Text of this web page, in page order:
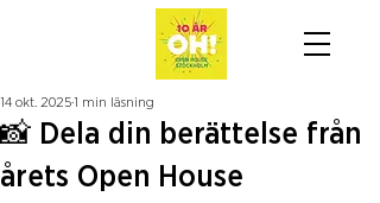
📸 Dela din berättelse från
årets Open House
14 okt. 20251 min läsning